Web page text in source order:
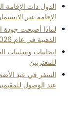
الإقامة عبر
لماذا أصبحت جودة
الذهبية في عام 2026؟
للمغتربين
عند الوصول